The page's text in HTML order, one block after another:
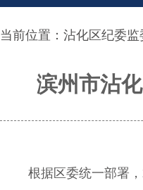
当前位置： 沾化区纪委监
滨州市沾
根据区委统一部署，